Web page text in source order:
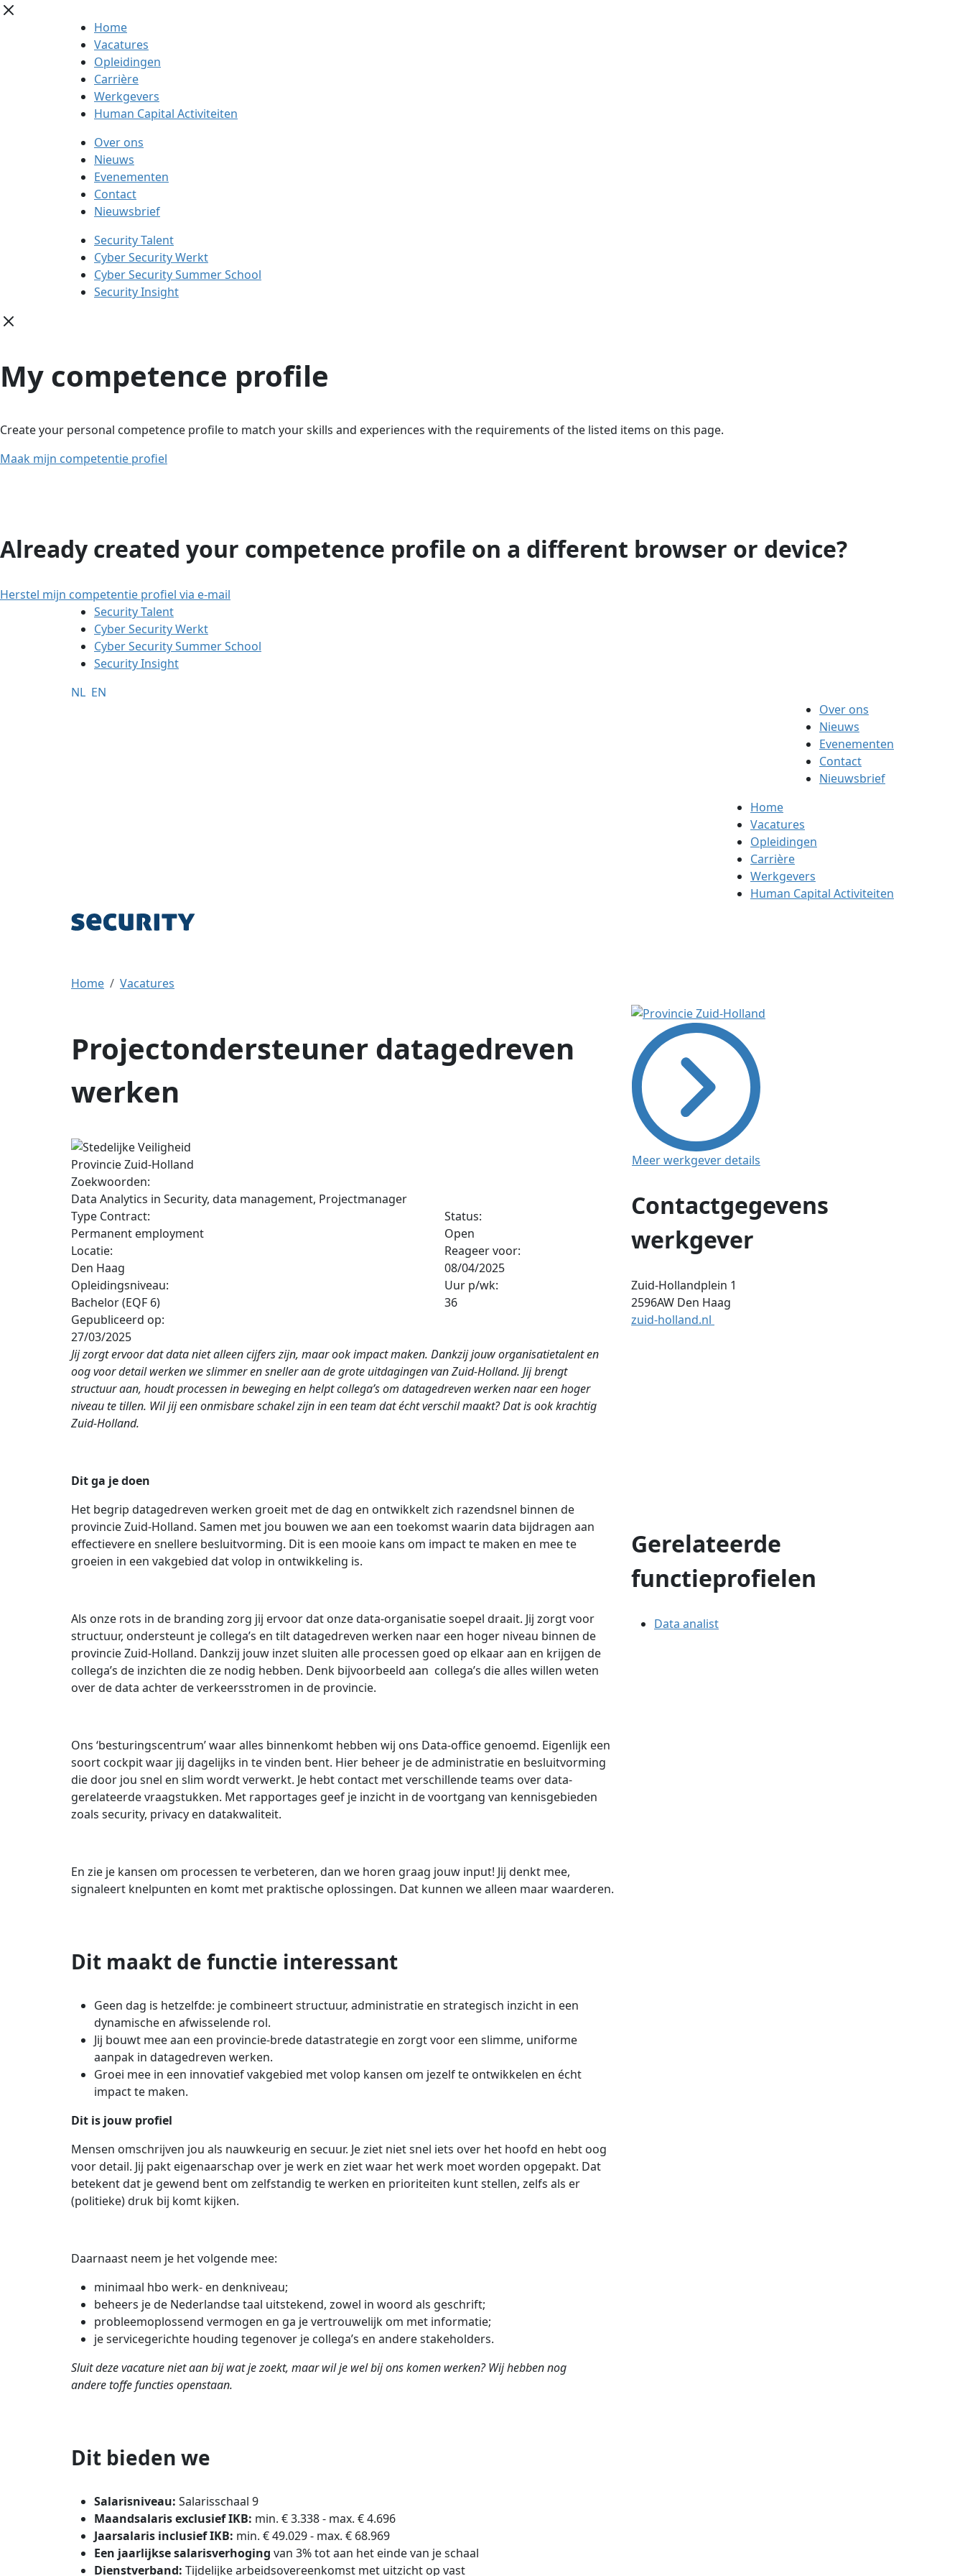
Home
Vacatures
Opleidingen
Carrière
Werkgevers
Human Capital Activiteiten
Over ons
Nieuws
Evenementen
Contact
Nieuwsbrief
Security Talent
Cyber Security Werkt
Cyber Security Summer School
Security Insight
My competence profile
Create your personal competence profile to match your skills and experiences with the requirements of the listed items on this page.
Maak mijn competentie profiel
Already created your competence profile on a different browser or device?
Herstel mijn competentie profiel via e-mail
Security Talent
Cyber Security Werkt
Cyber Security Summer School
Security Insight
NL EN
Over ons
Nieuws
Evenementen
Contact
Nieuwsbrief
Home
Vacatures
Opleidingen
Carrière
Werkgevers
Human Capital Activiteiten
Home Vacatures
Projectondersteuner datagedreven
werken
Provincie Zuid-Holland
Zoekwoorden:
Data Analytics in Security, data management, Projectmanager
Type Contract:
Permanent employment
Locatie:
Den Haag
Opleidingsniveau:
Bachelor (EQF 6)
Gepubliceerd op:
27/03/2025
Status:
Open
Reageer voor:
08/04/2025
Uur p/wk:
36
Jij zorgt ervoor dat data niet alleen cijfers zijn, maar ook impact maken. Dankzij jouw organisatietalent en
oog voor detail werken we slimmer en sneller aan de grote uitdagingen van Zuid-Holland. Jij brengt
structuur aan, houdt processen in beweging en helpt collega’s om datagedreven werken naar een hoger
niveau te tillen. Wil jij een onmisbare schakel zijn in een team dat écht verschil maakt? Dat is ook krachtig
Zuid-Holland.
Dit ga je doen
Het begrip datagedreven werken groeit met de dag en ontwikkelt zich razendsnel binnen de
provincie Zuid-Holland. Samen met jou bouwen we aan een toekomst waarin data bijdragen aan
effectievere en snellere besluitvorming. Dit is een mooie kans om impact te maken en mee te
groeien in een vakgebied dat volop in ontwikkeling is.
Als onze rots in de branding zorg jij ervoor dat onze data-organisatie soepel draait. Jij zorgt voor
structuur, ondersteunt je collega’s en tilt datagedreven werken naar een hoger niveau binnen de
provincie Zuid-Holland. Dankzij jouw inzet sluiten alle processen goed op elkaar aan en krijgen de
collega’s de inzichten die ze nodig hebben. Denk bijvoorbeeld aan collega’s die alles willen weten
over de data achter de verkeersstromen in de provincie.
Ons ‘besturingscentrum’ waar alles binnenkomt hebben wij ons Data-office genoemd. Eigenlijk een
soort cockpit waar jij dagelijks in te vinden bent. Hier beheer je de administratie en besluitvorming
die door jou snel en slim wordt verwerkt. Je hebt contact met verschillende teams over data-
gerelateerde vraagstukken. Met rapportages geef je inzicht in de voortgang van kennisgebieden
zoals security, privacy en datakwaliteit.
En zie je kansen om processen te verbeteren, dan we horen graag jouw input! Jij denkt mee,
signaleert knelpunten en komt met praktische oplossingen. Dat kunnen we alleen maar waarderen.
Dit maakt de functie interessant
Geen dag is hetzelfde: je combineert structuur, administratie en strategisch inzicht in een
dynamische en afwisselende rol.
Jij bouwt mee aan een provincie-brede datastrategie en zorgt voor een slimme, uniforme
aanpak in datagedreven werken.
Groei mee in een innovatief vakgebied met volop kansen om jezelf te ontwikkelen en écht
impact te maken.
Dit is jouw profiel
Mensen omschrijven jou als nauwkeurig en secuur. Je ziet niet snel iets over het hoofd en hebt oog
voor detail. Jij pakt eigenaarschap over je werk en ziet waar het werk moet worden opgepakt. Dat
betekent dat je gewend bent om zelfstandig te werken en prioriteiten kunt stellen, zelfs als er
(politieke) druk bij komt kijken.
Daarnaast neem je het volgende mee:
minimaal hbo werk- en denkniveau;
beheers je de Nederlandse taal uitstekend, zowel in woord als geschrift;
probleemoplossend vermogen en ga je vertrouwelijk om met informatie;
je servicegerichte houding tegenover je collega’s en andere stakeholders.
Sluit deze vacature niet aan bij wat je zoekt, maar wil je wel bij ons komen werken? Wij hebben nog
andere toffe functies openstaan.
Dit bieden we
Salarisniveau: Salarisschaal 9
Maandsalaris exclusief IKB: min. € 3.338 - max. € 4.696
Jaarsalaris inclusief IKB: min. € 49.029 - max. € 68.969
Een jaarlijkse salarisverhoging van 3% tot aan het einde van je schaal
Dienstverband: Tijdelijke arbeidsovereenkomst met uitzicht op vast
Meer werkgever details
Contactgegevens
werkgever
Zuid-Hollandplein 1
2596AW Den Haag
zuid-holland.nl
Gerelateerde
functieprofielen
Data analist